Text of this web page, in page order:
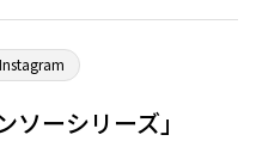
Instagram
ーシリーズ」